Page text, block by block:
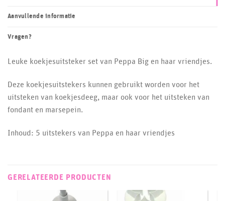
Aanvullende informatie
Vragen?
Leuke koekjesuitsteker set van Peppa Big en haar vriendjes.
Deze koekjesuitstekers kunnen gebruikt worden voor het
uitsteken van koekjesdeeg, maar ook voor het uitsteken van
fondant en marsepein.
Inhoud: 5 uitstekers van Peppa en haar vriendjes
GERELATEERDE PRODUCTEN